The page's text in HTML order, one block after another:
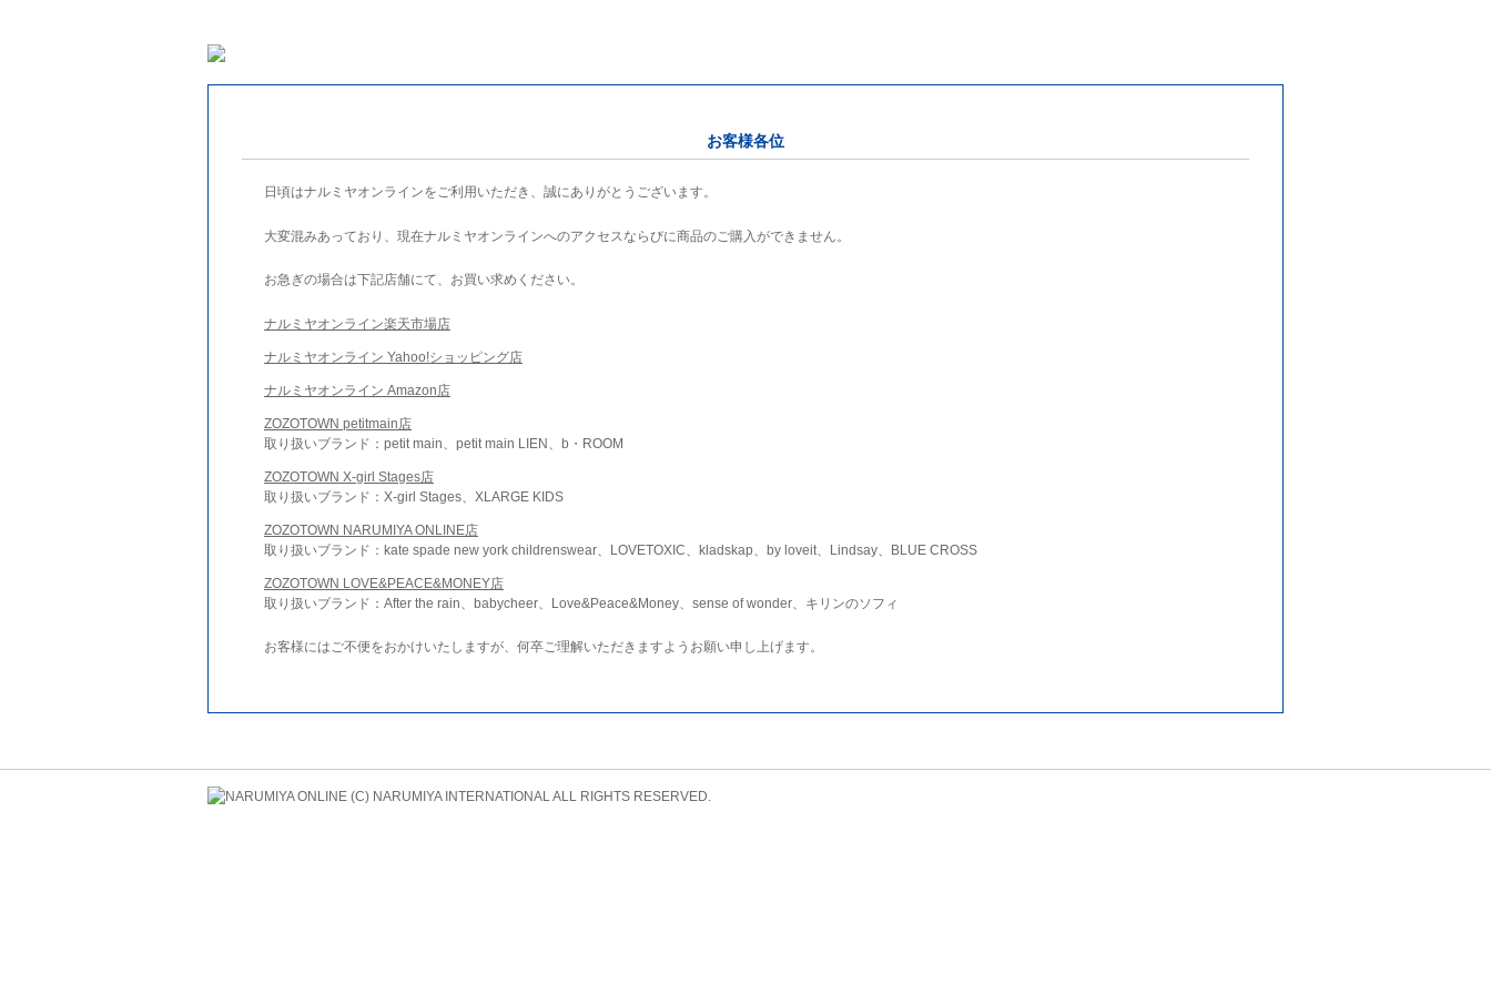
お客様各位
日頃はナルミヤオンラインをご利用いただき、誠にありがとうございます。
大変混みあっており、現在ナルミヤオンラインへのアクセスならびに商品のご購入ができません。
お急ぎの場合は下記店舗にて、お買い求めください。
ナルミヤオンライン楽天市場店
ナルミヤオンライン Yahoo!ショッピング店
ナルミヤオンライン Amazon店
ZOZOTOWN petitmain店
取り扱いブランド：petit main、petit main LIEN、b・ROOM
ZOZOTOWN X-girl Stages店
取り扱いブランド：X-girl Stages、XLARGE KIDS
ZOZOTOWN NARUMIYA ONLINE店
取り扱いブランド：kate spade new york childrenswear、LOVETOXIC、kladskap、by loveit、Lindsay、BLUE CROSS
ZOZOTOWN LOVE&PEACE&MONEY店
取り扱いブランド：After the rain、babycheer、Love&Peace&Money、sense of wonder、キリンのソフィ
お客様にはご不便をおかけいたしますが、何卒ご理解いただきますようお願い申し上げます。